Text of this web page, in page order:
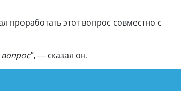
этот вопрос совместно с
, — сказал он.